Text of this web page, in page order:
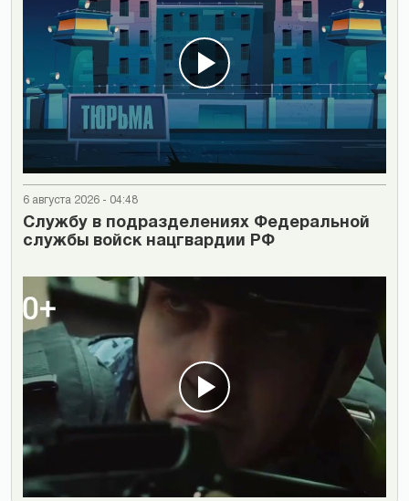
6 августа 2026 - 04:48
Cлужбу в подразделениях Федеральной
службы войск нацгвардии РФ